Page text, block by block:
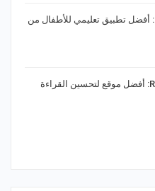
تحميل LogicLike: أفضل تطبيق تعليمي للأطفال من
موقع ReadTheory: أفضل موقع لتحسين القراءة